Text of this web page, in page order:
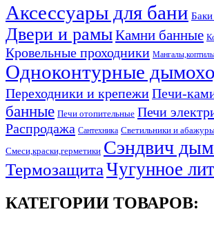
Аксессуары для бани
Двери и рамыКамни банные
Кровельные проходники
Одноконтурные
Переходники и крепежиПечи-
банные Печи отопительные Печи
Распродажа Сантехника Светильники и
Смеси,краски,герметики Сэндвич
ТермозащитаЧугунное
КАТЕГОРИИ ТОВАРОВ: